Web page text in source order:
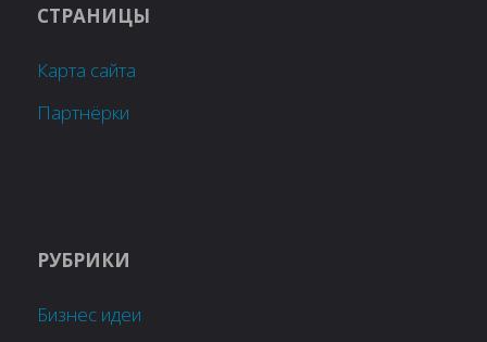
СТРАНИЦЫ
Карта сайта
Партнёрки
РУБРИКИ
Бизнес идеи